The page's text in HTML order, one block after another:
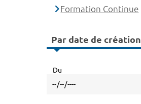
Formation Continue
Par date de création
Du